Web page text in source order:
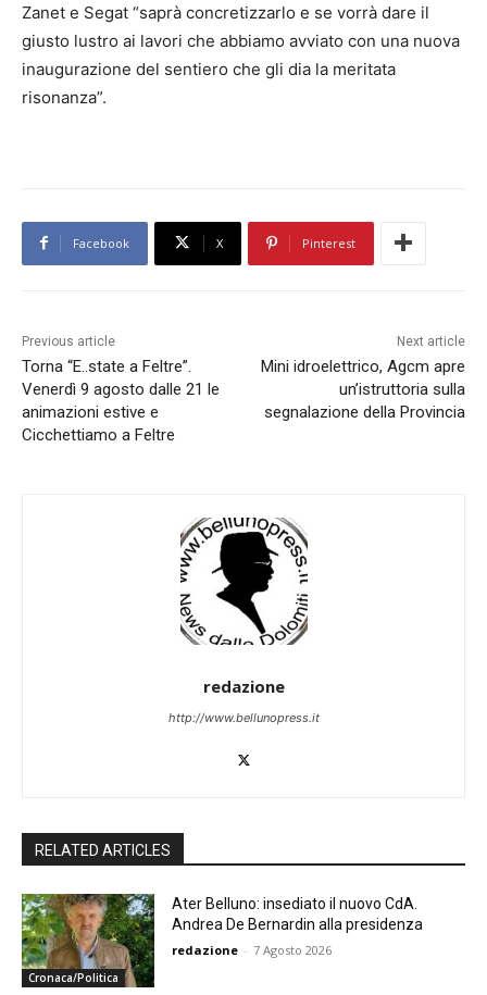
Zanet e Segat “saprà concretizzarlo e se vorrà dare il
giusto lustro ai lavori che abbiamo avviato con una nuova
inaugurazione del sentiero che gli dia la meritata
risonanza”.
Facebook X Pinterest
Previous article
Torna “E..state a Feltre”.
Venerdì 9 agosto dalle 21 le
animazioni estive e
Cicchettiamo a Feltre
Next article
Mini idroelettrico, Agcm apre
un’istruttoria sulla
segnalazione della Provincia
redazione
http://www.bellunopress.it
RELATED ARTICLES
Cronaca/Politica
Ater Belluno: insediato il nuovo CdA.
Andrea De Bernardin alla presidenza
redazione - 7 Agosto 2026